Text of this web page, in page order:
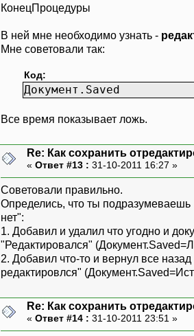
КонецПроцедуры
В ней мне необходимо узнать -
Мне советовали так:
Код:
Документ.Saved
Все время показывает ложь.
Re: Как сохранить
« Ответ #13 : 31-10-2011 16:27 »
Советовали правильно.
Определись, что ты
нет":
1. Добавил и удалил что угодно и
"Редактировался"
2. Добавил что-то и вернул все
редактировлся"
Re: Как сохранить
« Ответ #14 : 31-10-2011 23:51 »